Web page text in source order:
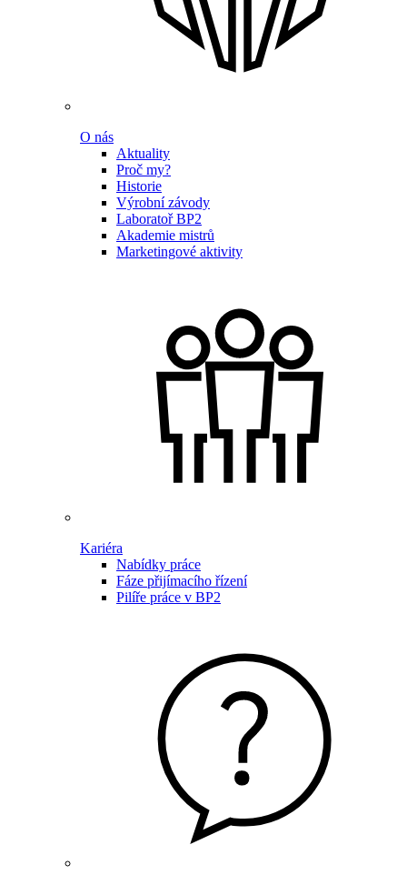
O nás
Aktuality
Proč my?
Historie
Výrobní závody
Laboratoř BP2
Akademie mistrů
Marketingové aktivity
Kariéra
Nabídky práce
Fáze přijímacího řízení
Pilíře práce v BP2